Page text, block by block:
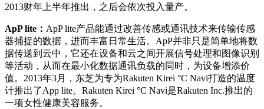
2013财年上半年推出，之后会依次投入量产。
ApP lite ： ApP lite产品能通过改善传感或通讯技术来传输传感
器捕捉的数据，进而丰富日常生活。ApP并非只是简单地将数
据传送到云中，它还在设备和云之间开展信号处理和图像识别
等活动，从而在最小化数据通讯负载的同时，为设备增添价
值。2013年3月，东芝为专为Rakuten Kirei °C Navi打造的温度
计推出了App lite。Rakuten Kirei °C Navi是Rakuten Inc.推出的
一项女性健康美容服务。